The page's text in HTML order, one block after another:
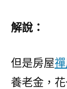
解說：
但是房屋
養老金，